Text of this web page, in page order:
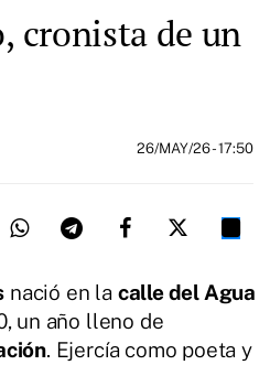
cronista de un
26/MAY/26- 17:50
nació en la calle del Agua
un año lleno de
. Ejercía como poeta y